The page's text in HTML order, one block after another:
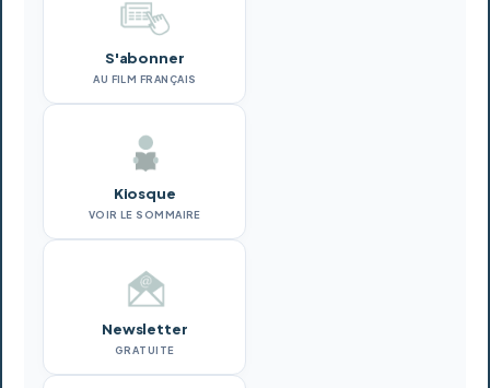
S'abonner
AU FILM FRANÇAIS
Kiosque
VOIR LE SOMMAIRE
Newsletter
GRATUITE